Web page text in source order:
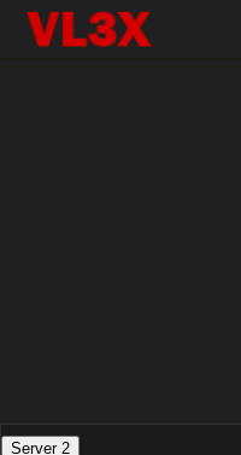
Home Nhật Bản
RBD-795 Bị bạn cũ của
Server 2